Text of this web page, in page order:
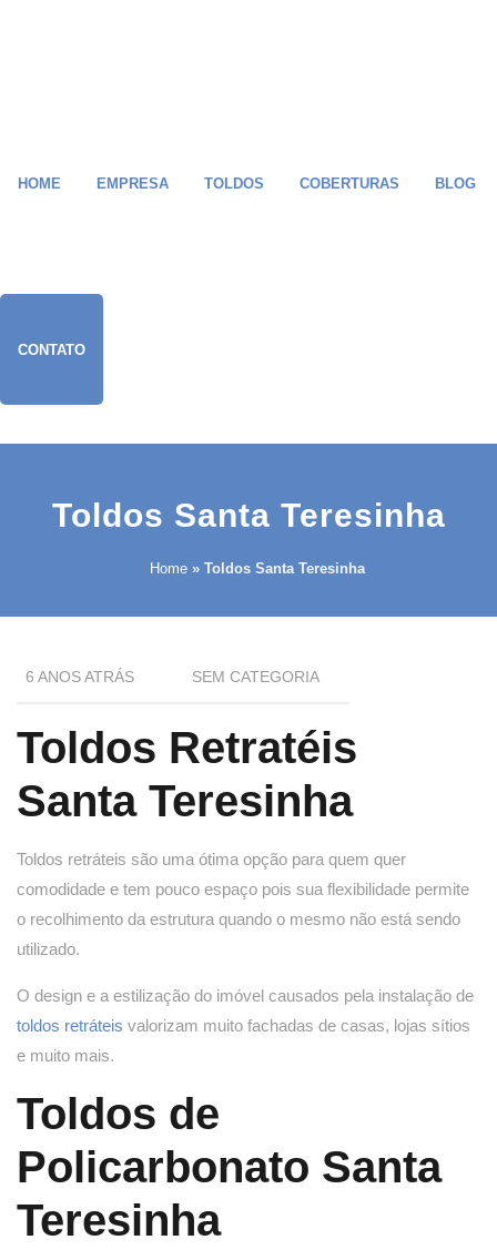
HOME EMPRESA TOLDOS COBERTURAS BLOG
CONTATO
Toldos Santa Teresinha
Home» Toldos Santa Teresinha
6 ANOS ATRÁS SEM CATEGORIA
Toldos Retratéis
Santa Teresinha
Toldos retráteis são uma ótima opção para quem quer
comodidade e tem pouco espaço pois sua flexibilidade permite
o recolhimento da estrutura quando o mesmo não está sendo
utilizado.
O design e a estilização do imóvel causados pela instalação de
toldos retráteis valorizam muito fachadas de casas, lojas sítios
e muito mais.
Toldos de
Policarbonato Santa
Teresinha